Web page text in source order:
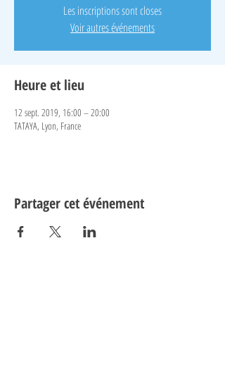
Les inscriptions sont closes
Voir autres événements
Heure et lieu
12 sept. 2019, 16:00 – 20:00
TATAYA, Lyon, France
Partager cet événement